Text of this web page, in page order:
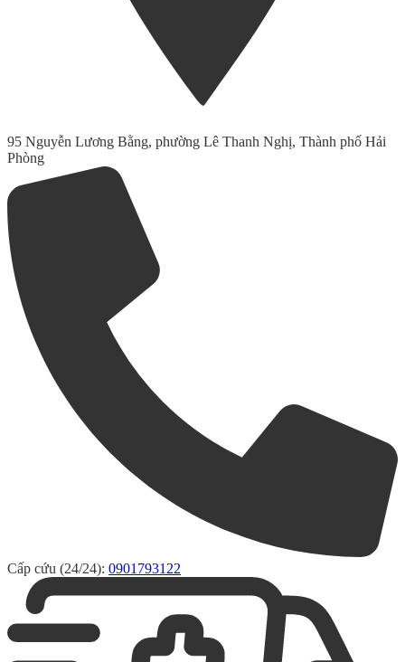
95 Nguyễn Lương Bằng, phường Lê Thanh Nghị, Thành phố Hải
Phòng
Cấp cứu (24/24): 0901793122